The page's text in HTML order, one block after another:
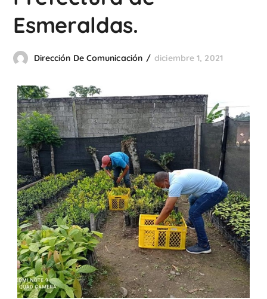
Esmeraldas.
Dirección De Comunicación diciembre 1, 2021